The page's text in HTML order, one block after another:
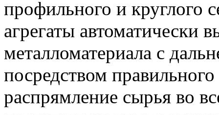
профильного и круглого
агрегаты автоматически
металломатериала с
посредством
распрямление сырья во